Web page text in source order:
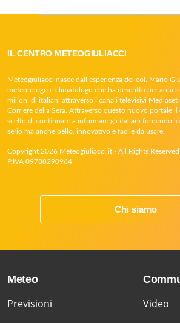
IL CENTRO METEOGIULIACCI
Meteogiuliacci nasce dall’esperienza del col. Mario
meteorologo e climatologo che ha descritto per anni
milioni di italiani attraverso i canali televisivi Mediaset
Corriere della Sera. Attraverso questo nuovo portale
scelto di continuare a informare gli italiani fornendo
serio ma anche bello, innovativo e facile da usare.
Copyright 2026 Meteogiuliacci.it - All Rights Reserved
P.IVA 09788290964
Chi siamo
Meteo
Previsioni
Video